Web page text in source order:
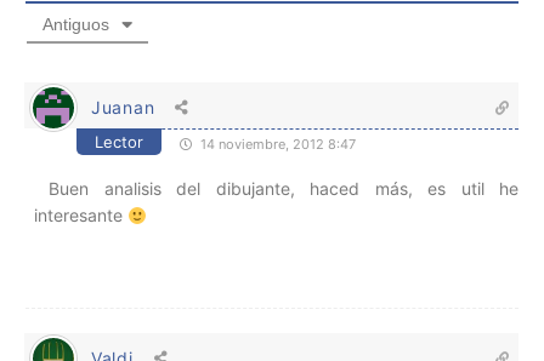
Antiguos
Juanan
Lector 14 noviembre, 2012 8:47
Buen analisis del dibujante, haced más, es util he
interesante